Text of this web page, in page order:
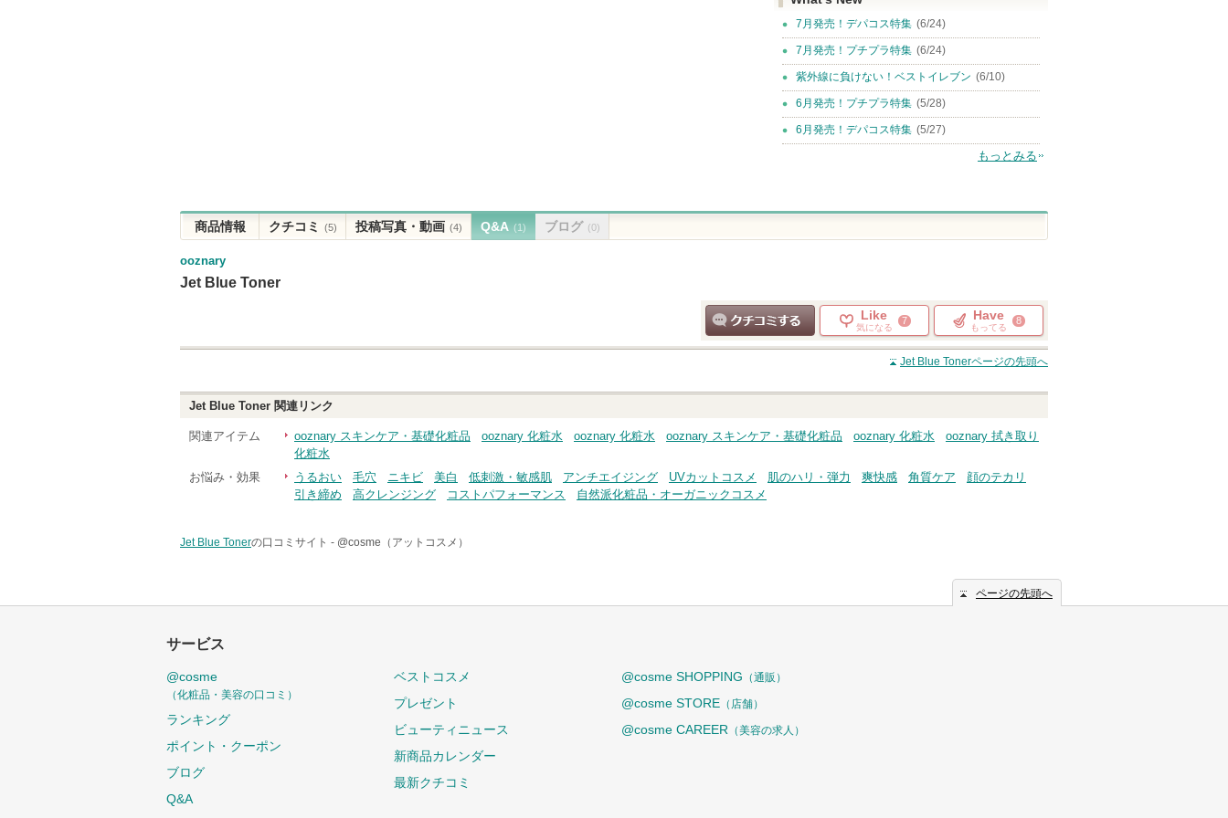
7月発売！デパコス特集 (6/24)
7月発売！プチプラ特集 (6/24)
紫外線に負けない！ベストイレブン (6/10)
6月発売！プチプラ特集 (5/28)
6月発売！デパコス特集 (5/27)
もっとみる
商品情報 クチコミ (5) 投稿写真・動画 (4) Q&A (1) ブログ (0)
ooznary
Jet Blue Toner
クチコミする
Like
気になる
7 Have
もってる
8
Jet Blue Tonerページの先頭へ
Jet Blue Toner 関連リンク
関連アイテム ooznary スキンケア・基礎化粧品 ooznary 化粧水 ooznary 化粧水 ooznary スキンケア・基礎化粧品 ooznary 化粧水
ooznary 拭き取り
化粧水
お悩み・効果
うるおい 毛穴 ニキビ 美白 低刺激・敏感肌 アンチエイジング UVカットコスメ 肌のハリ・弾力 爽快感 角質ケア
顔のテカリ
引き締め
高クレンジング コストパフォーマンス 自然派化粧品・オーガニックコスメ
Jet Blue Tonerの口コミサイト - @cosme（アットコスメ）
ページの先頭へ
サービス
@cosme
（化粧品・美容の口コミ）
ランキング
ポイント・クーポン
ブログ
Q&A
ベストコスメ
プレゼント
ビューティニュース
新商品カレンダー
最新クチコミ
@cosme SHOPPING （通販）
@cosme STORE （店舗）
@cosme CAREER （美容の求人）